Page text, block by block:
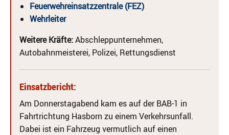
Feuerwehreinsatzzentrale (FEZ)
Wehrleiter
Weitere Kräfte:Abschleppunternehmen,
Autobahnmeisterei, Polizei, Rettungsdienst
Einsatzbericht:
Am Donnerstagabend kam es auf der BAB-1 in
Fahrtrichtung Hasborn zu einem Verkehrsunfall.
Dabei ist ein Fahrzeug vermutlich auf einen